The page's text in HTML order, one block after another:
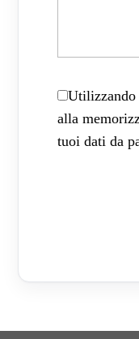
Utilizzando
alla
tuoi dati da